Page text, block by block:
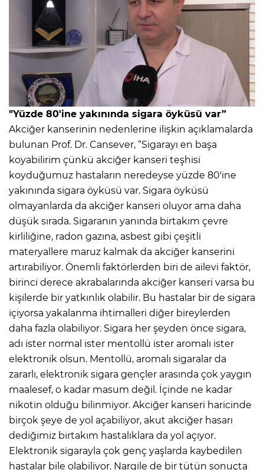
"Yüzde 80'ine yakınında sigara öyküsü var”
Akciğer kanserinin nedenlerine ilişkin açıklamalarda
bulunan Prof. Dr. Cansever, “Sigarayı en başa
koyabilirim çünkü akciğer kanseri teşhisi
koyduğumuz hastaların neredeyse yüzde 80'ine
yakınında sigara öyküsü var. Sigara öyküsü
olmayanlarda da akciğer kanseri oluyor ama daha
düşük sırada. Sigaranın yanında birtakım çevre
kirliliğine, radon gazına, asbest gibi çeşitli
materyallere maruz kalmak da akciğer kanserini
artırabiliyor. Önemli faktörlerden biri de ailevi faktör,
birinci derece akrabalarında akciğer kanseri varsa bu
kişilerde bir yatkınlık olabilir. Bu hastalar bir de sigara
içiyorsa yakalanma ihtimalleri diğer bireylerden
daha fazla olabiliyor. Sigara her şeyden önce sigara,
adı ister normal ister mentollü ister aromalı ister
elektronik olsun. Mentollü, aromalı sigaralar da
zararlı, elektronik sigara gençler arasında çok yaygın
maalesef, o kadar masum değil. İçinde ne kadar
nikotin olduğu bilinmiyor. Akciğer kanseri haricinde
birçok şeye de yol açabiliyor, akut akciğer hasarı
dediğimiz birtakım hastalıklara da yol açıyor.
Elektronik sigarayla çok genç yaşlarda kaybedilen
hastalar bile olabiliyor. Nargile de bir tütün sonuçta